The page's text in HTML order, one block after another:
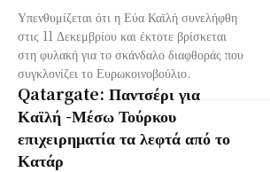
Υπενθυμίζεται ότι η Εύα Καϊλή συνελήφθη
στις 11 Δεκεμβρίου και έκτοτε βρίσκεται
στη φυλακή για το σκάνδαλο διαφθοράς που
συγκλονίζει το Ευρωκοινοβούλιο.
Qatargate: Παντσέρι για
Καϊλή -Μέσω Τούρκου
επιχειρηματία τα λεφτά από το
Κατάρ